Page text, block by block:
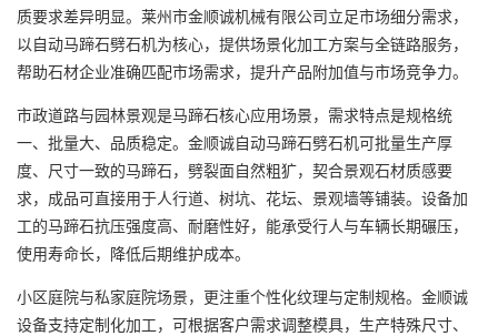
质要求差异明显。莱州市金顺诚机械有限公司立足市场细分需求，
以自动马蹄石劈石机为核心，提供场景化加工方案与全链路服务，
帮助石材企业准确匹配市场需求，提升产品附加值与市场竞争力。
市政道路与园林景观是马蹄石核心应用场景，需求特点是规格统
一、批量大、品质稳定。金顺诚自动马蹄石劈石机可批量生产厚
度、尺寸一致的马蹄石，劈裂面自然粗犷，契合景观石材质感要
求，成品可直接用于人行道、树坑、花坛、景观墙等铺装。设备加
工的马蹄石抗压强度高、耐磨性好，能承受行人与车辆长期碾压，
使用寿命长，降低后期维护成本。
小区庭院与私家庭院场景，更注重个性化纹理与定制规格。金顺诚
设备支持定制化加工，可根据客户需求调整模具，生产特殊尺寸、